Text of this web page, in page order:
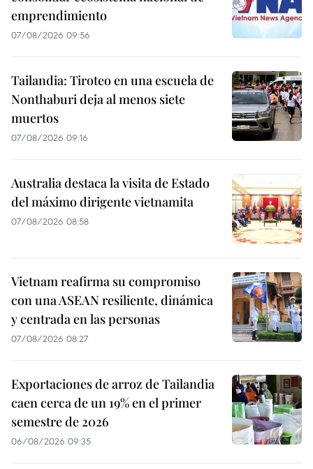
emprendimiento
07/08/2026 09:56
Tailandia: Tiroteo en una escuela de
Nonthaburi deja al menos siete
muertos
07/08/2026 09:16
Australia destaca la visita de Estado
del máximo dirigente vietnamita
07/08/2026 08:58
Vietnam reafirma su compromiso
con una ASEAN resiliente, dinámica
y centrada en las personas
07/08/2026 08:27
Exportaciones de arroz de Tailandia
caen cerca de un 19% en el primer
semestre de 2026
06/08/2026 09:35